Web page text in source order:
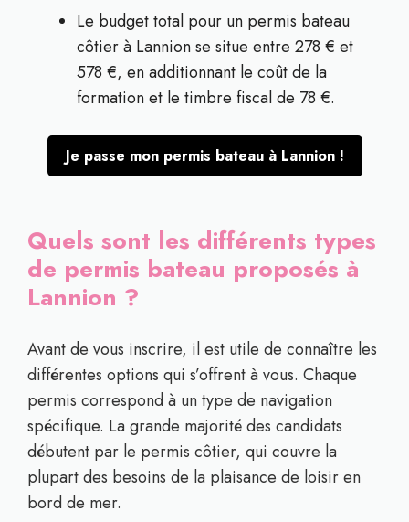
Le budget total pour un permis bateau
côtier à Lannion se situe entre 278 € et
578 €, en additionnant le coût de la
formation et le timbre fiscal de 78 €.
Je passe mon permis bateau à Lannion !
Quels sont les différents types
de permis bateau proposés à
Lannion ?
Avant de vous inscrire, il est utile de connaître les
différentes options qui s’offrent à vous. Chaque
permis correspond à un type de navigation
spécifique. La grande majorité des candidats
débutent par le permis côtier, qui couvre la
plupart des besoins de la plaisance de loisir en
bord de mer.